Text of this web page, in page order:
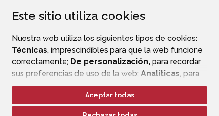
Este sitio utiliza cookies
Nuestra web utiliza los siguientes tipos de cookies:
Técnicas, imprescindibles para que la web funcione
correctamente; De personalización, para recordar
sus preferencias de uso de la web; Analíticas, para
mejorar el funcionamiento de la web y sus servicios.
Si acepta pulsando el botón“Aceptar todas”
Aceptar todas